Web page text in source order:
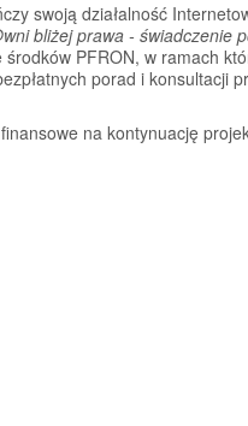
swoją działalność
bliżej prawa - świadczenie
środków PFRON, w ramach
porad i konsultacji
na kontynuację